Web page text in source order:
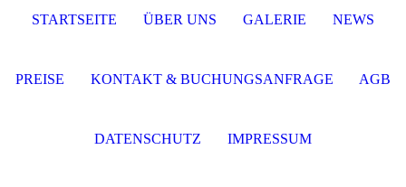
STARTSEITE ÜBER UNS GALERIE NEWS
PREISE KONTAKT & BUCHUNGSANFRAGE AGB
DATENSCHUTZ IMPRESSUM